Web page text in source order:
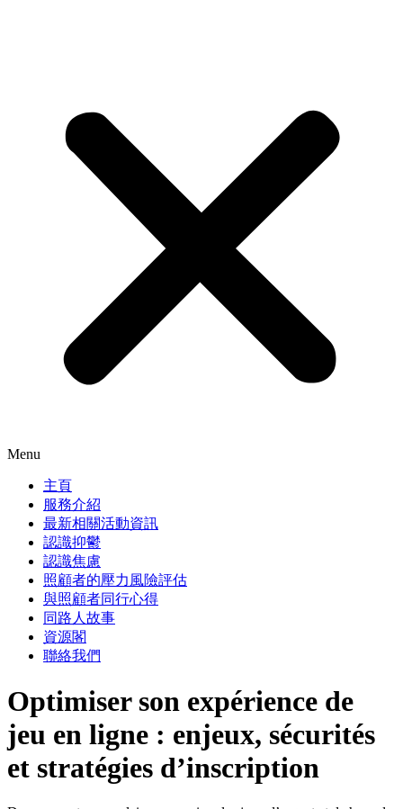
Menu
主頁
服務介紹
最新相關活動資訊
認識抑鬱
認識焦慮
照顧者的壓力風險評估
與照顧者同行心得
同路人故事
資源閣
聯絡我們
Optimiser son expérience de
jeu en ligne : enjeux, sécurités
et stratégies d’inscription